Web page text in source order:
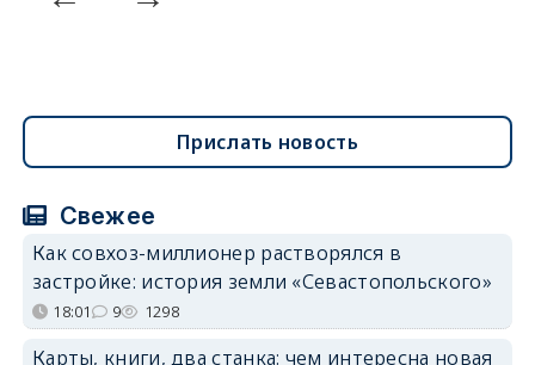
Прислать новость
Свежее
Как совхоз-миллионер растворялся в
застройке: история земли «Севастопольского»
18:01 9 1298
Карты, книги, два станка: чем интересна новая